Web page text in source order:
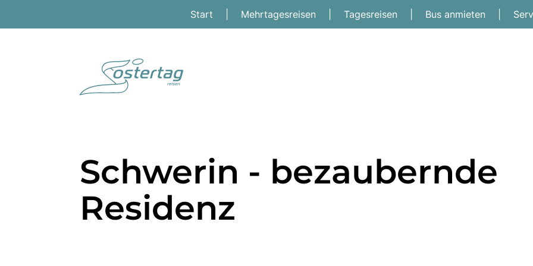
Start Mehrtagesreisen Tagesreisen Bus anmieten
Schwerin - bezaubernde
Residenz